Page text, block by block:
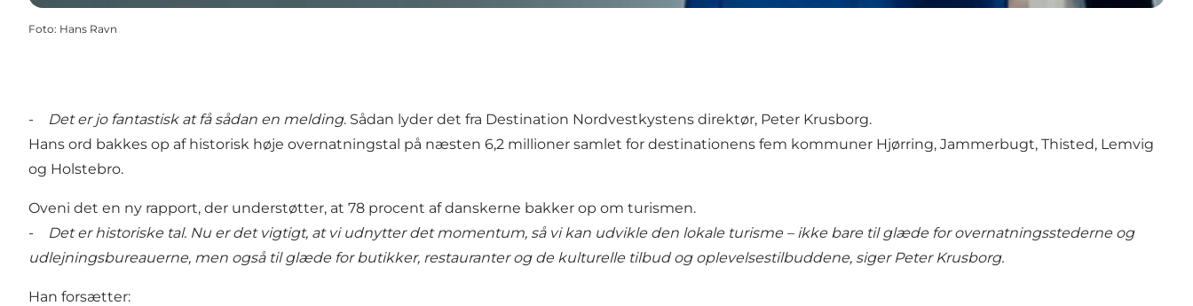
Foto: Hans Ravn
- Det er jo fantastisk at få sådan en melding. Sådan lyder det fra Destination Nordvestkystens direktør, Peter Krusborg.
Hans ord bakkes op af historisk høje overnatningstal på næsten 6,2 millioner samlet for destinationens fem kommuner Hjørring, Jammerbugt, Thisted, Lemvig
og Holstebro.
Oveni det en ny rapport, der understøtter, at 78 procent af danskerne bakker op om turismen.
-
Det er historiske tal. Nu er det vigtigt, at vi udnytter det momentum, så vi kan udvikle den lokale turisme – ikke bare til glæde for overnatningsstederne og
udlejningsbureauerne, men også til glæde for butikker, restauranter og de kulturelle tilbud og oplevelsestilbuddene, siger Peter Krusborg.
Han forsætter: